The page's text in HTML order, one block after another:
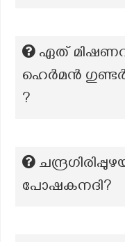
ഏത്
ഹെർമൻ
?
പോഷകനദി?